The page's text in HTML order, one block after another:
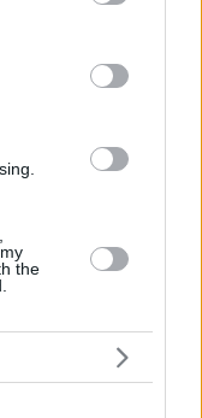
party tags to
in below Google
the